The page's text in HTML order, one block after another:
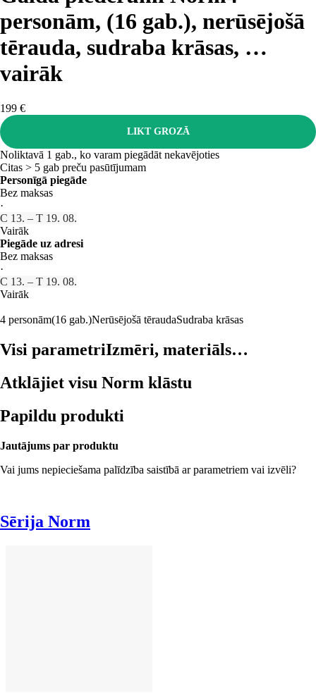
personām, (16 gab.), nerūsējošā
tērauda, sudraba krāsas, …
vairāk
199 €
LIKT GROZĀ
Noliktavā 1 gab., ko varam piegādāt nekavējoties
Citas > 5 gab preču pasūtījumam
Personīgā piegāde
Bez maksas
·
C 13. – T 19. 08.
Vairāk
Piegāde uz adresi
Bez maksas
·
C 13. – T 19. 08.
Vairāk
4 personām(16 gab.)Nerūsējošā tēraudaSudraba krāsas
Visi parametriIzmēri, materiāls…
Atklājiet visu Norm klāstu
Papildu produkti
Jautājums par produktu
Vai jums nepieciešama palīdzība saistībā ar parametriem vai izvēli?
Sērija Norm